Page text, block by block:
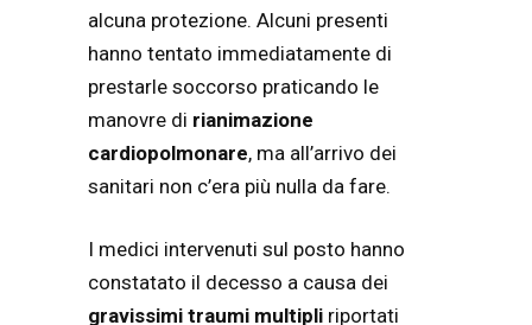
alcuna protezione. Alcuni presenti
hanno tentato immediatamente di
prestarle soccorso praticando le
manovre di rianimazione
cardiopolmonare, ma all’arrivo dei
sanitari non c’era più nulla da fare.
I medici intervenuti sul posto hanno
constatato il decesso a causa dei
gravissimi traumi multipli riportati